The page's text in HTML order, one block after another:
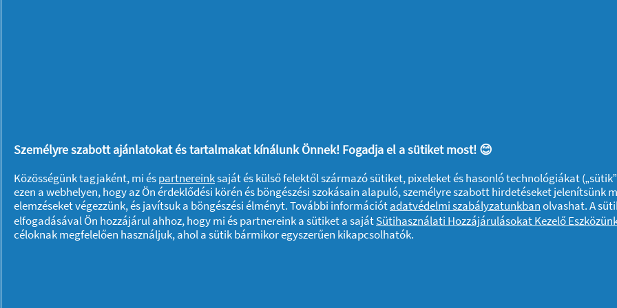
Kényelmetlen alvás a
menstruáció alatt?
Wellness 25/03/2026
Gardróbrendezés,
lépésről lépésre
Otthon 12/01/2026
Személyre szabott ajánlatokat és tartalmakat kínálunk Önnek! Fogadja el a sütiket most! 😊
Közösségünk tagjaként, mi éspartnereinksaját és külső felektől származó sütiket, pixeleket és hasonló technológiákat
ezen a webhelyen, hogy az Ön érdeklődési körén és böngészési szokásain alapuló, személyre szabott hirdetéseket jelenítsünk
elemzéseket végezzünk, és javítsuk a böngészési élményt. További információtadatvédelmi szabályzatunkbanolvashat. A
elfogadásával Ön hozzájárul ahhoz, hogy mi és partnereink a sütiket a sajátSütihasználati Hozzájárulásokat Kezelő
céloknak megfelelően használjuk, ahol a sütik bármikor egyszerűen kikapcsolhatók.